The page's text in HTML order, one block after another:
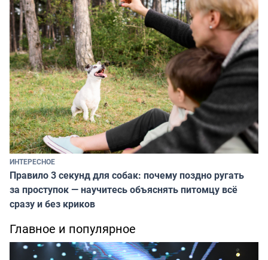
ИНТЕРЕСНОЕ
Правило 3 секунд для собак: почему поздно ругать
за проступок — научитесь объяснять питомцу всё
сразу и без криков
Главное и популярное